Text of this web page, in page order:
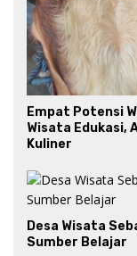
Empat Potensi
Wisata Edukasi,
Kuliner
Desa Wisata
Sumber Belajar